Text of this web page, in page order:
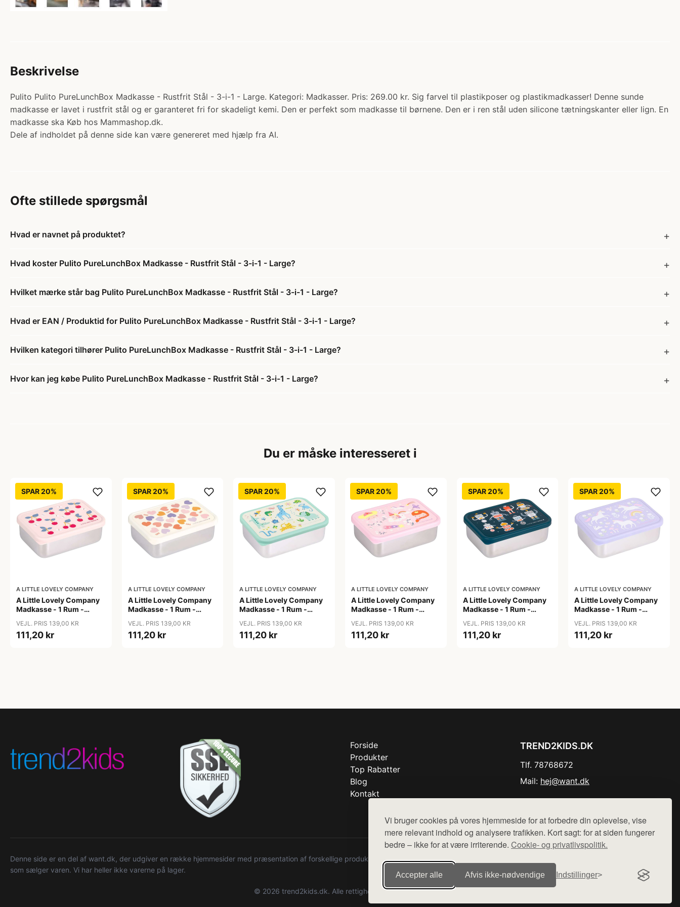
Vi bruger cookies på vores hjemmeside for at forbedre din oplevelse, vise
mere relevant indhold og analysere trafikken. Kort sagt: for at siden fungerer
bedre – ikke for at være irriterende. Cookie- og privatlivspolitik.
Accepter alle Afvis ikke‑nødvendige Indstillinger
Beskrivelse
Pulito Pulito PureLunchBox Madkasse - Rustfrit Stål - 3-i-1 - Large. Kategori: Madkasser. Pris: 269.00 kr. Sig farvel til plastikposer og plastikmadkasser! Denne sunde
madkasse er lavet i rustfrit stål og er garanteret fri for skadeligt kemi. Den er perfekt som madkasse til børnene. Den er i ren stål uden silicone tætningskanter eller lign. En
madkasse ska Køb hos Mammashop.dk.
Dele af indholdet på denne side kan være genereret med hjælp fra AI.
Ofte stillede spørgsmål
Hvad er navnet på produktet?
Hvad koster Pulito PureLunchBox Madkasse - Rustfrit Stål - 3-i-1 - Large?
Hvilket mærke står bag Pulito PureLunchBox Madkasse - Rustfrit Stål - 3-i-1 - Large?
Hvad er EAN / Produktid for Pulito PureLunchBox Madkasse - Rustfrit Stål - 3-i-1 - Large?
Hvilken kategori tilhører Pulito PureLunchBox Madkasse - Rustfrit Stål - 3-i-1 - Large?
Hvor kan jeg købe Pulito PureLunchBox Madkasse - Rustfrit Stål - 3-i-1 - Large?
Du er måske interesseret i
SPAR 20%
A LITTLE LOVELY COMPANY
A Little Lovely Company
Madkasse - 1 Rum -
Cherries
VEJL. PRIS 139,00 KR
111,20 kr
SPAR 20%
A LITTLE LOVELY COMPANY
A Little Lovely Company
Madkasse - 1 Rum -
Hearts
VEJL. PRIS 139,00 KR
111,20 kr
SPAR 20%
A LITTLE LOVELY COMPANY
A Little Lovely Company
Madkasse - 1 Rum -
Jungle
VEJL. PRIS 139,00 KR
111,20 kr
SPAR 20%
A LITTLE LOVELY COMPANY
A Little Lovely Company
Madkasse - 1 Rum -
Princesses
VEJL. PRIS 139,00 KR
111,20 kr
SPAR 20%
A LITTLE LOVELY COMPANY
A Little Lovely Company
Madkasse - 1 Rum -
Robots
VEJL. PRIS 139,00 KR
111,20 kr
SPAR 20%
A LITTLE LOVELY COMPANY
A Little Lovely Company
Madkasse - 1 Rum -
Unicorn Dreams
VEJL. PRIS 139,00 KR
111,20 kr
Forside
Produkter
Top Rabatter
Blog
Kontakt
TREND2KIDS.DK
Tlf. 78768672
Mail: hej@want.dk
Denne side er en del af want.dk, der udgiver en række hjemmesider med præsentation af forskellige produkter fra diverse webshops. Der sælges ikke varer fra denne side - vi henviser til de shops,
som sælger varen. Vi har heller ikke varerne på lager.
© 2026 trend2kids.dk. Alle rettigheder forbeholdes.